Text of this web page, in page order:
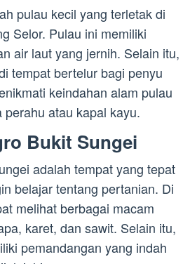
pulau kecil yang terletak di
Selor. Pulau ini memiliki
air laut yang jernih. Selain itu,
tempat bertelur bagi penyu
keindahan alam pulau
atau kapal kayu.
Bukit Sungei
adalah tempat yang tepat
belajar tentang pertanian. Di
melihat berbagai macam
karet, dan sawit. Selain itu,
pemandangan yang indah